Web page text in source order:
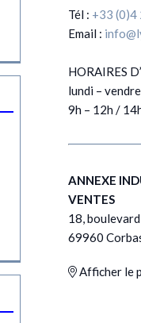
Tél : +33 (0)4
Email :
HORAIRES
lundi –
9h – 12h /
ANNEXE
VENTES
18,
69960
Afficher le